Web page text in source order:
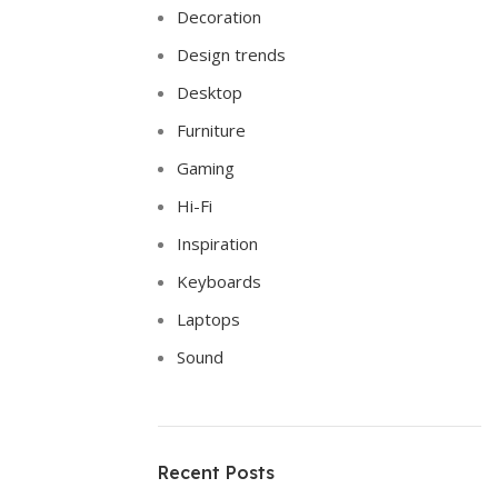
Decoration
Design trends
Desktop
Furniture
Gaming
Hi-Fi
Inspiration
Keyboards
Laptops
Sound
Recent Posts